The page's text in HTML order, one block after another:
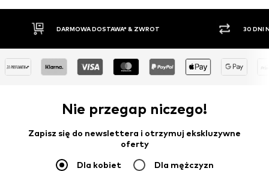
30 DNI NA ZWROT TOWARU
Nie przegap niczego!
Zapisz się do newslettera i otrzymuj ekskluzywne
oferty
Dla kobiet Dla mężczyzn